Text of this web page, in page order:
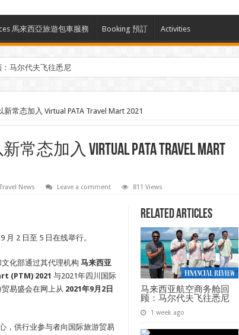
馬來西亞旅遊包車服務 Booking 預訂 Activities
马尔代夫飞往悉尼
游创作者，参与马来西亚Kreatorverse IN x ME 2026
常态加入 Virtual PATA Travel Mart 2021
态加入 Virtual PATA Travel Mart
News Leave a comment 811 Views
Related Articles
马来西亚航空商务舱回
顾：马尔代夫飞往悉尼
1 week ago
月 2 日至 5 日在线举行。
化部通过其代理机构 马来西亚
(PTM) 2021 与2021年四川国际
易盛会在网上从 2021年9月2日
，供行业参与者向国际旅游贸易